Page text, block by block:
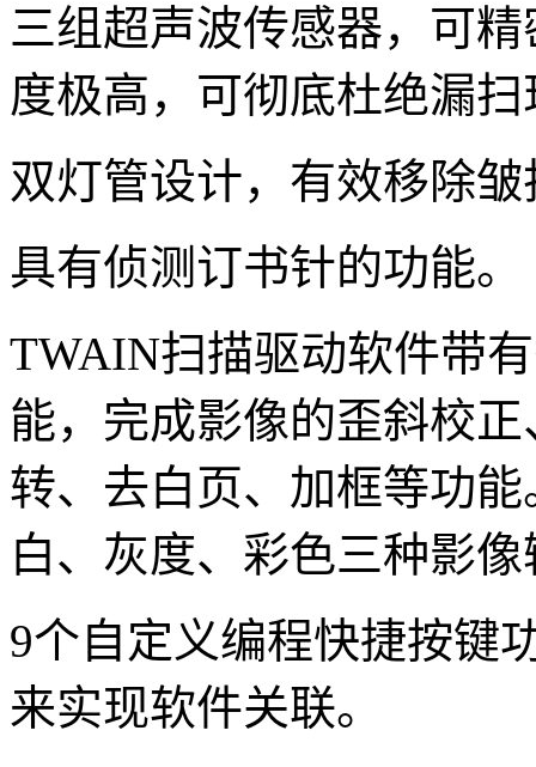
三组超声波传感器，可
度极高，可彻底杜绝漏
双灯管设计，有效移除
具有侦测订书针的功能。
TWAIN扫描驱动软件带
能，完成影像的歪斜校
转、去白页、加框等功
白、灰度、彩色三种影
9个自定义编程快捷按键
来实现软件关联。